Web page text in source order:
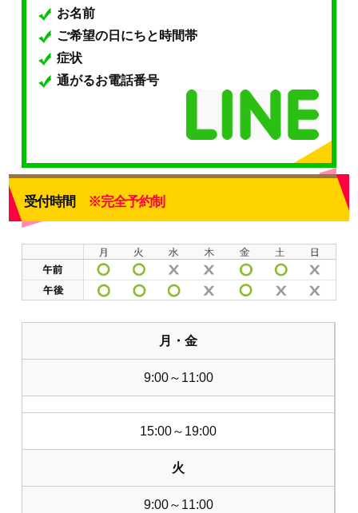
お名前
ご希望の日にちと時間帯
症状
通がるお電話番号
受付時間 ※完全予約制
月・金
9:00～11:00
15:00～19:00
火
9:00～11:00